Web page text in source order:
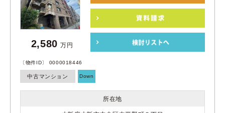
〔物件ID〕 0000018446
中古マンション Down
2,580 万円
所在地